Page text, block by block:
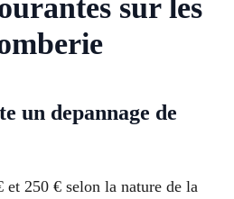
sur les
un depannage de
250 € selon la nature de la